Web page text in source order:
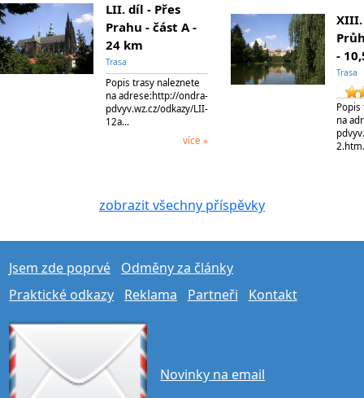
LII. díl - Přes
Prahu - část A -
24 km
Trasa
Popis trasy naleznete
na adrese:http://ondra-
pdvyv.wz.cz/odkazy/LII-
12a…
více »
-
Trasa
Popis
na
zobrazit všechny příspěvky
Jsem zde poprvé
Odměny za články
Praktické odkazy
Reklama Partneři Kontakt
Novinky na email